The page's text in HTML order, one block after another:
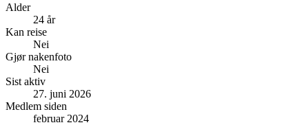
Alder
24 år
Kan reise
Nei
Gjør nakenfoto
Nei
Sist aktiv
27. juni 2026
Medlem siden
februar 2024